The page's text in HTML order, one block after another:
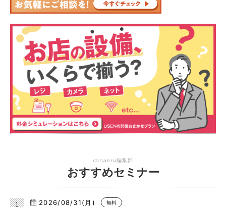
canaeru編集部
おすすめセミナー
2026/08/31(月) 無料